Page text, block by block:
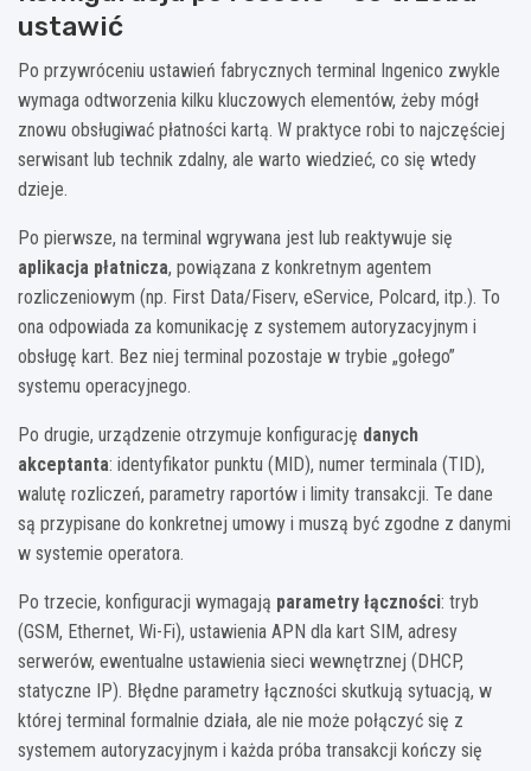
ustawić
Po przywróceniu ustawień fabrycznych terminal Ingenico zwykle
wymaga odtworzenia kilku kluczowych elementów, żeby mógł
znowu obsługiwać płatności kartą. W praktyce robi to najczęściej
serwisant lub technik zdalny, ale warto wiedzieć, co się wtedy
dzieje.
Po pierwsze, na terminal wgrywana jest lub reaktywuje się
aplikacja płatnicza, powiązana z konkretnym agentem
rozliczeniowym (np. First Data/Fiserv, eService, Polcard, itp.). To
ona odpowiada za komunikację z systemem autoryzacyjnym i
obsługę kart. Bez niej terminal pozostaje w trybie „gołego”
systemu operacyjnego.
Po drugie, urządzenie otrzymuje konfigurację danych
akceptanta: identyfikator punktu (MID), numer terminala (TID),
walutę rozliczeń, parametry raportów i limity transakcji. Te dane
są przypisane do konkretnej umowy i muszą być zgodne z danymi
w systemie operatora.
Po trzecie, konfiguracji wymagają parametry łączności: tryb
(GSM, Ethernet, Wi-Fi), ustawienia APN dla kart SIM, adresy
serwerów, ewentualne ustawienia sieci wewnętrznej (DHCP,
statyczne IP). Błędne parametry łączności skutkują sytuacją, w
której terminal formalnie działa, ale nie może połączyć się z
systemem autoryzacyjnym i każda próba transakcji kończy się